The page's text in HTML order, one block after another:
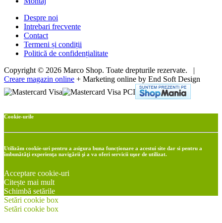
Despre noi
Intrebari frecvente
Contact
Termeni și condiții
Politică de confidențialitate
Copyright © 2026 Marco Shop. Toate drepturile rezervate. |
Creare magazin online + Marketing online by End Soft Design
Cookie-urile
Utilizăm cookie-uri pentru a asigura buna funcționare a acestui site dar si pentru a
îmbunătăţi experienţa navigării şi a va oferi servicii uşor de utilizat.
Acceptare cookie-uri
Citește mai mult
Schimbă setările
Setări cookie box
Setări cookie box